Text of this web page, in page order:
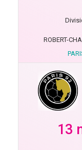
ROBERT-
13